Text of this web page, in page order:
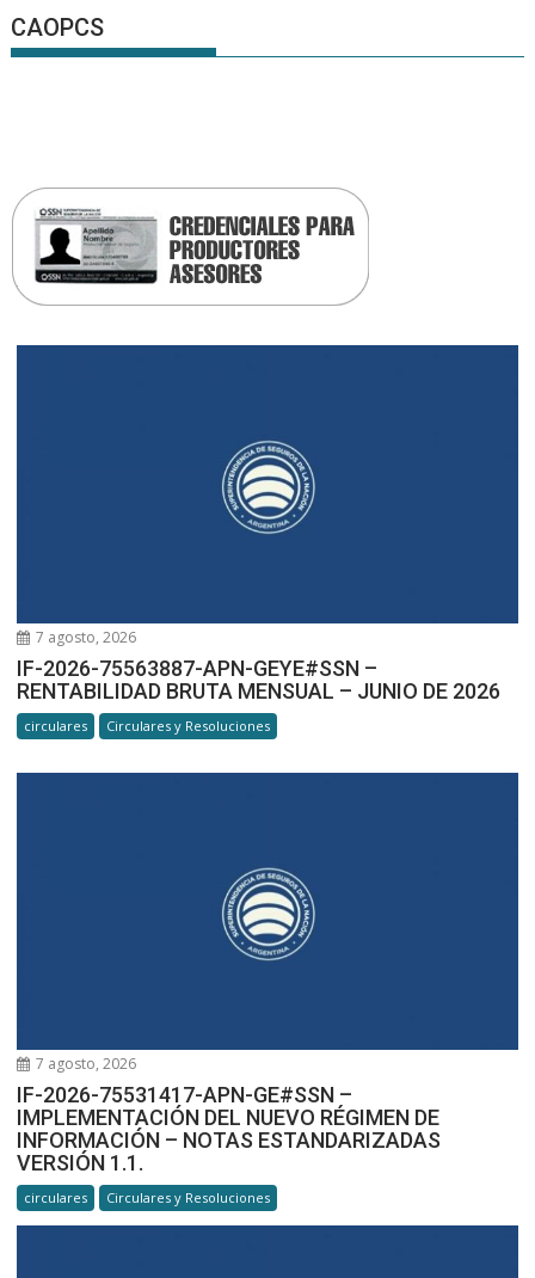
CAOPCS
7 agosto, 2026
IF-2026-75563887-APN-GEYE#SSN –
RENTABILIDAD BRUTA MENSUAL – JUNIO DE 2026
circulares Circulares y Resoluciones
7 agosto, 2026
IF-2026-75531417-APN-GE#SSN –
IMPLEMENTACIÓN DEL NUEVO RÉGIMEN DE
INFORMACIÓN – NOTAS ESTANDARIZADAS
VERSIÓN 1.1.
circulares Circulares y Resoluciones